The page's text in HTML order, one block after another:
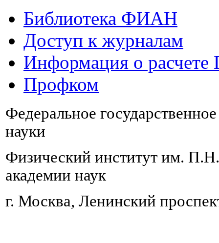
Библиотека ФИАН
Доступ к журналам
Информация о
Профком
Федеральное
науки
Физический институт им.
академии наук
г. Москва, Ленинский